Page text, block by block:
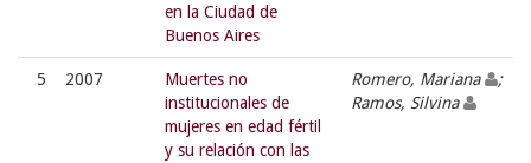
en la Ciudad de
Buenos Aires
5 2007
Muertes no
institucionales de
mujeres en edad fértil
y su relación con las
Romero, Mariana
;
Ramos, Silvina